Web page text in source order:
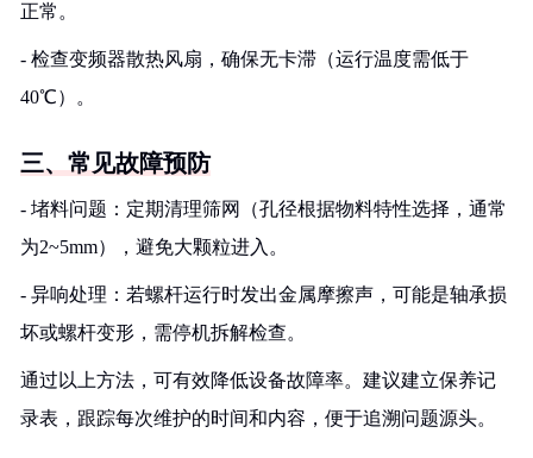
正常。
- 检查变频器散热风扇，确保无卡滞（运行温度需低于
40℃）。
三、常见故障预防
- 堵料问题：定期清理筛网（孔径根据物料特性选择，通常
为2~5mm），避免大颗粒进入。
- 异响处理：若螺杆运行时发出金属摩擦声，可能是轴承损
坏或螺杆变形，需停机拆解检查。
通过以上方法，可有效降低设备故障率。建议建立保养记
录表，跟踪每次维护的时间和内容，便于追溯问题源头。